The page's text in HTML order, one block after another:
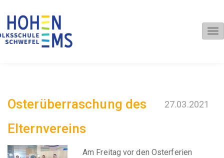
27.03.2021
Osterüberraschung des
Elternvereins
Am Freitag vor den Osterferien